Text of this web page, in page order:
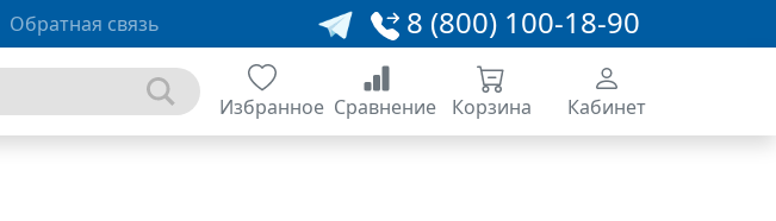
8 (800) 100-18-90
Обратная связь
Избранное Сравнение Корзина Кабинет